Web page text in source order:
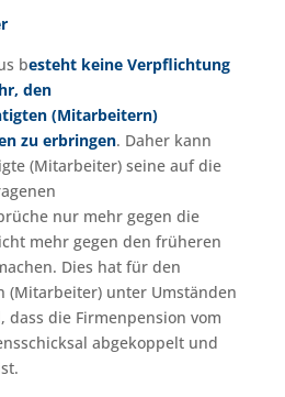
besteht keine Verpflichtung
den
(Mitarbeitern)
zu erbringen. Daher kann
(Mitarbeiter) seine auf die
nur mehr gegen die
mehr gegen den früheren
Dies hat für den
(Mitarbeiter) unter Umständen
dass die Firmenpension vom
abgekoppelt und